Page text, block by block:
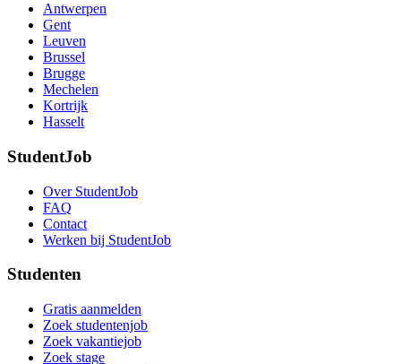
Antwerpen
Gent
Leuven
Brussel
Brugge
Mechelen
Kortrijk
Hasselt
StudentJob
Over StudentJob
FAQ
Contact
Werken bij StudentJob
Studenten
Gratis aanmelden
Zoek studentenjob
Zoek vakantiejob
Zoek stage